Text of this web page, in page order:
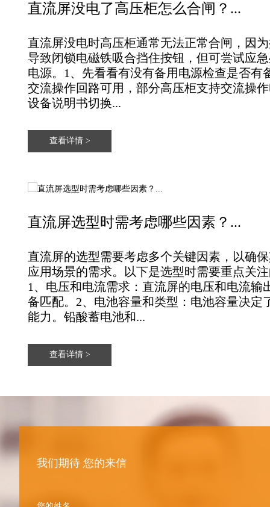
直流屏没电了高压柜怎么合闸？...
直流屏没电时高压柜通常无法正常合闸‌，因
导致闭锁电磁铁吸合挡住按钮，但可尝试应
电源。‌‌‌‌1、先看看有没有备用电源检查是否有
交流操作回路可用，部分高压柜支持交流操
设备说明书切换...
查看详情 >
直流屏选型时需考虑哪些因素？...
直流屏的选型需要考虑多个关键因素，以确
应用场景的需求。以下是选型时需要重点关
1、‌电压和电流需求‌：直流屏的电压和电流输
备匹配。2、‌电池容量和类型‌：电池容量决定
能力。铅酸蓄电池和...
查看详情 >
我们期待 您的来信